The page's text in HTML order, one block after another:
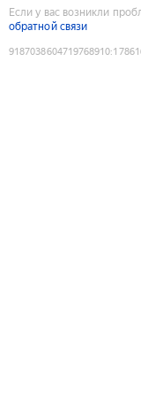
Если у вас возникли
обратной связи
9187038604719768910: